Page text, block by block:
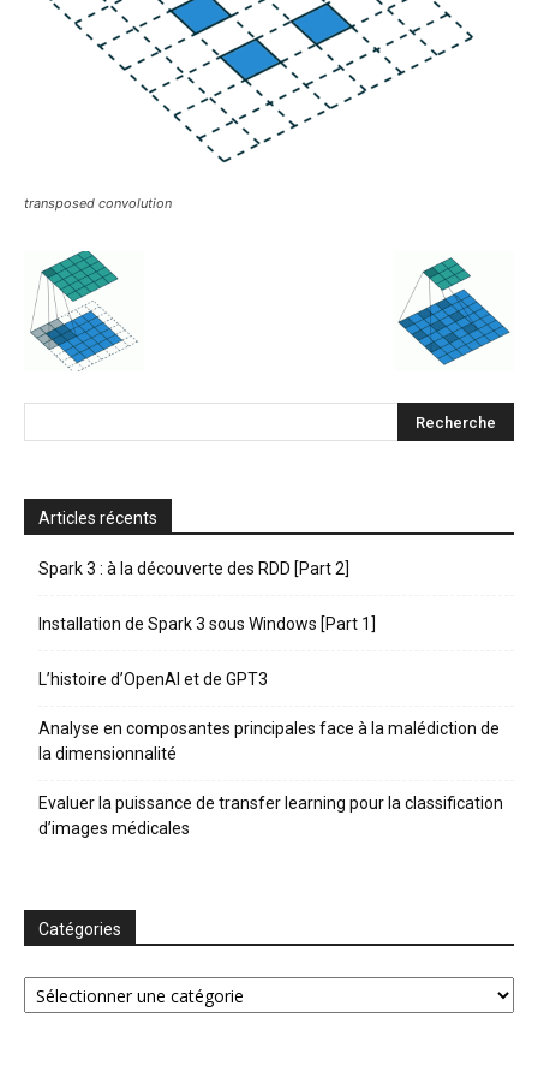
transposed convolution
Articles récents
Spark 3 : à la découverte des RDD [Part 2]
Installation de Spark 3 sous Windows [Part 1]
L’histoire d’OpenAI et de GPT3
Analyse en composantes principales face à la malédiction de
la dimensionnalité
Evaluer la puissance de transfer learning pour la classification
d’images médicales
Catégories
Catégories